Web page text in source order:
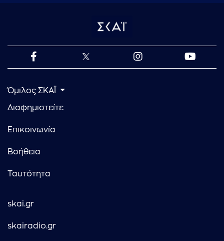
Όμιλος ΣΚΑΪ
Διαφημιστείτε
Επικοινωνία
Βοήθεια
Ταυτότητα
skai.gr
skairadio.gr